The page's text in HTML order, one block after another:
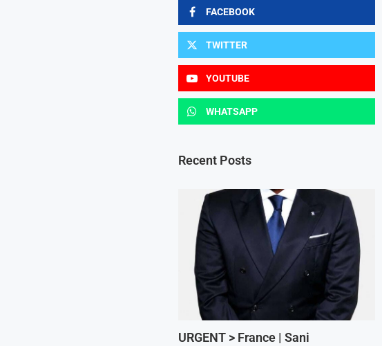
FACEBOOK
TWITTER
YOUTUBE
WHATSAPP
Recent Posts
URGENT > France | Sani